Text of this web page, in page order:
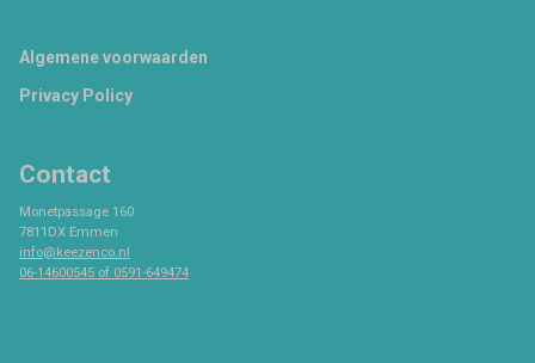
Footer
Algemene voorwaarden
Privacy Policy
Contact
Monetpassage 160
7811DX Emmen
info@keezenco.nl
06-14600545 of 0591-649474